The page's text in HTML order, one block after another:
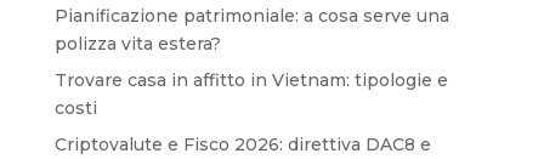
Pianificazione patrimoniale: a cosa serve una
polizza vita estera?
Trovare casa in affitto in Vietnam: tipologie e
costi
Criptovalute e Fisco 2026: direttiva DAC8 e